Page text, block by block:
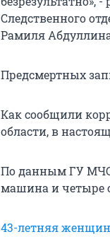
Следственного
Рамиля
Предсмертных
Как сообщили
области, в
По данным ГУ МЧС
машина и четыре
43-летняя